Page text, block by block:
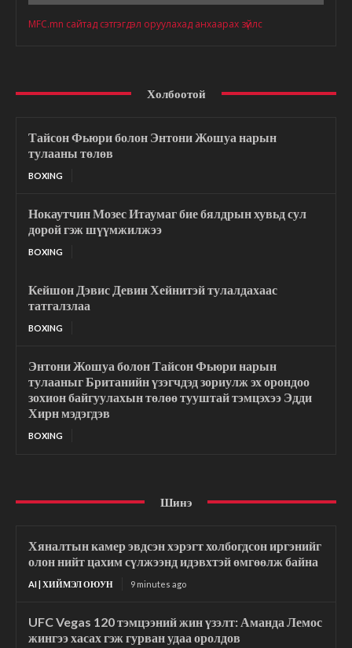
MFC.mn сайтад сэтгэгдэл оруулахад анхаарах зүйлс
Холбоотой
Тайсон Фьюри болон Энтони Жошуа нарын
тулааны төлөв
BOXING
Нокаутчин Мозес Итаумаг бие бялдрын хувьд сул
дорой гэж шүүмжилжээ
BOXING
Кейшон Дэвис Девин Хейнитэй тулалдахаас
татгалзлаа
BOXING
Энтони Жошуа болон Тайсон Фьюри нарын
тулааныг Британийн үзэгчдэд зориулж эх орондоо
зохион байгуулахын төлөө тууштай тэмцэхээ Эдди
Хирн мэдэгдэв
BOXING
Шинэ
Хяналтын камер эвдсэн хэрэгт холбогдсон иргэнийг
олон нийт цахим сүлжээнд идэвхтэй өмгөөлж байна
AI | ХИЙМЭЛ ОЮУН 9 minutes ago
UFC Vegas 120 тэмцээний жин үзэлт: Аманда Лемос
жингээ хасах гэж гурван удаа оролдов